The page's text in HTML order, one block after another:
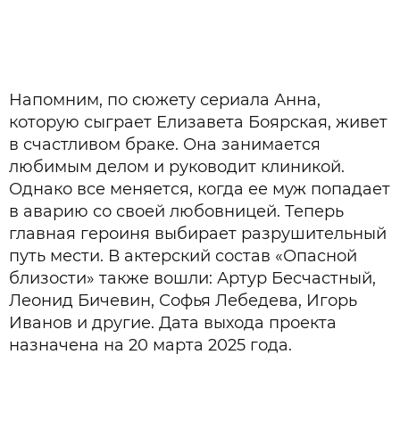
Напомним, по сюжету сериала Анна,
которую сыграет Елизавета Боярская, живет
в счастливом браке. Она занимается
любимым делом и руководит клиникой.
Однако все меняется, когда ее муж попадает
в аварию со своей любовницей. Теперь
главная героиня выбирает разрушительный
путь мести. В актерский состав «Опасной
близости» также вошли: Артур Бесчастный,
Леонид Бичевин, Софья Лебедева, Игорь
Иванов и другие. Дата выхода проекта
назначена на 20 марта 2025 года.